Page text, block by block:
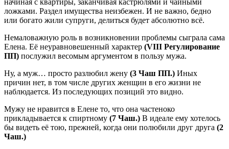
начиная с квартиры, заканчивая кастрюлями и чайными
ложками. Раздел имущества неизбежен. И не важно, бедно
или богато жили супруги, делиться будет абсолютно всё.
Немаловажную роль в возникновении проблемы сыграла сама
Елена. Её неуравновешенный характер (VIII Регулирование
ПП) послужил весомым аргументом в пользу мужа.
Ну, а муж… просто разлюбил жену (3 Чаш ПП.) Иных
причин нет, в том числе других женщин в его жизни не
наблюдается. Из последующих позиций это видно.
Мужу не нравится в Елене то, что она частеноко
прикладывается к спиртному (7 Чаш.) В идеале ему хотелось
бы видеть её тою, прежней, когда они полюбили друг друга (2
Чаш.)